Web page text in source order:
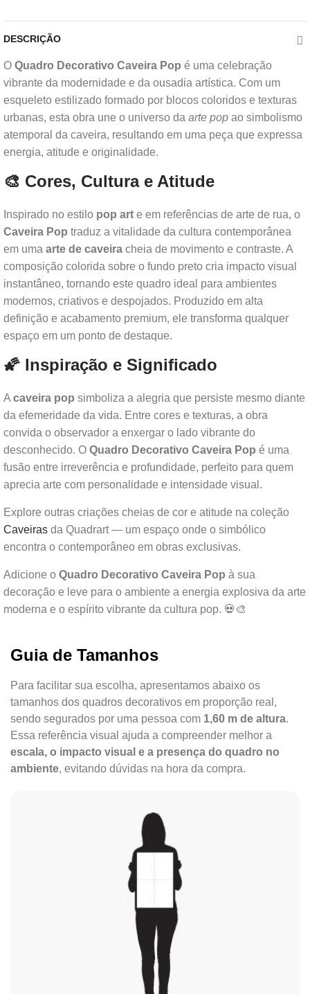
DESCRIÇÃO
O Quadro Decorativo Caveira Pop é uma celebração
vibrante da modernidade e da ousadia artística. Com um
esqueleto estilizado formado por blocos coloridos e texturas
urbanas, esta obra une o universo da arte pop ao simbolismo
atemporal da caveira, resultando em uma peça que expressa
energia, atitude e originalidade.
🎨 Cores, Cultura e Atitude
Inspirado no estilo pop art e em referências de arte de rua, o
Caveira Pop traduz a vitalidade da cultura contemporânea
em uma arte de caveira cheia de movimento e contraste. A
composição colorida sobre o fundo preto cria impacto visual
instantâneo, tornando este quadro ideal para ambientes
modernos, criativos e despojados. Produzido em alta
definição e acabamento premium, ele transforma qualquer
espaço em um ponto de destaque.
🌠 Inspiração e Significado
A caveira pop simboliza a alegria que persiste mesmo diante
da efemeridade da vida. Entre cores e texturas, a obra
convida o observador a enxergar o lado vibrante do
desconhecido. O Quadro Decorativo Caveira Pop é uma
fusão entre irreverência e profundidade, perfeito para quem
aprecia arte com personalidade e intensidade visual.
Explore outras criações cheias de cor e atitude na coleção
Caveiras da Quadrart — um espaço onde o simbólico
encontra o contemporâneo em obras exclusivas.
Adicione o Quadro Decorativo Caveira Pop à sua
decoração e leve para o ambiente a energia explosiva da arte
moderna e o espírito vibrante da cultura pop. 💀🎨
Guia de Tamanhos
Para facilitar sua escolha, apresentamos abaixo os
tamanhos dos quadros decorativos em proporção real,
sendo segurados por uma pessoa com 1,60 m de altura.
Essa referência visual ajuda a compreender melhor a
escala, o impacto visual e a presença do quadro no
ambiente, evitando dúvidas na hora da compra.